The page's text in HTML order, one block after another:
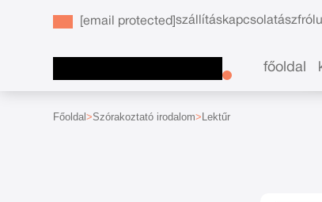
[email protected]szállításkapcsolatászf
főoldal
Főoldal Szórakoztató irodalom Lektűr